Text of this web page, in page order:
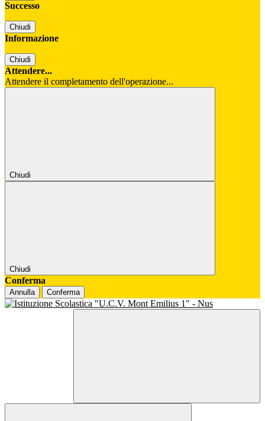
Successo
Chiudi
Informazione
Chiudi
Attendere...
Attendere il completamento dell'operazione...
Chiudi
Chiudi
Conferma
Annulla Conferma